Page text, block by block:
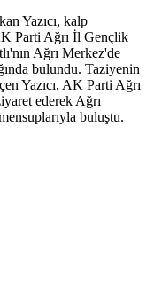
Yazıcı, kalp
Parti Ağrı İl Gençlik
Ağrı Merkez'de
bulundu. Taziyenin
Yazıcı, AK Parti Ağrı
ederek Ağrı
buluştu.